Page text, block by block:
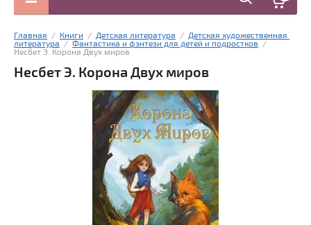
Главная
  /
Книги
  /
Детская литература
  /
Детская художественная
литература
  /
Фантастика и фэнтези для детей и подростков
  /
Несбет Э. Корона Двух миров
Несбет Э. Корона Двух миров